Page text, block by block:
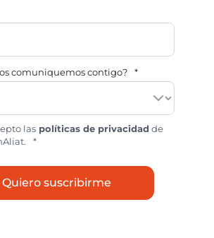
comuniquemos contigo? *
las políticas de privacidad de
*